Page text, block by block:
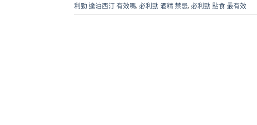
利勁 達泊西汀 有效嗎, 必利勁 酒精 禁忌, 必利勁 點食 最有效